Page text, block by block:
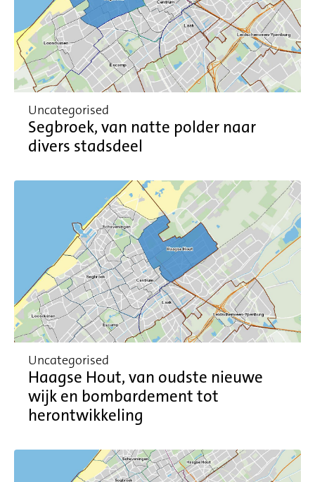
Uncategorised
Segbroek, van natte polder naar
divers stadsdeel
Uncategorised
Haagse Hout, van oudste nieuwe
wijk en bombardement tot
herontwikkeling